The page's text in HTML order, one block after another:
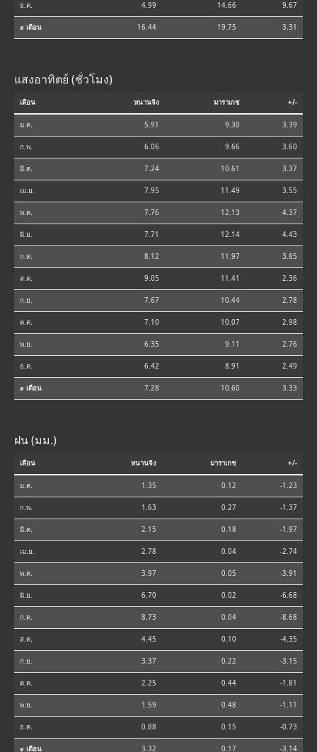
ธ.ค. 4.99 14.66 9.67
⌀ เดือน 16.44 19.75 3.31
แสงอาทิตย์ (ชั่วโมง)
เดือน หนานจิง มาราเกช +/-
ม.ค. 5.91 9.30 3.39
ก.พ. 6.06 9.66 3.60
มี.ค. 7.24 10.61 3.37
เม.ย. 7.95 11.49 3.55
พ.ค. 7.76 12.13 4.37
มิ.ย. 7.71 12.14 4.43
ก.ค. 8.12 11.97 3.85
ส.ค. 9.05 11.41 2.36
ก.ย. 7.67 10.44 2.78
ต.ค. 7.10 10.07 2.98
พ.ย. 6.35 9.11 2.76
ธ.ค. 6.42 8.91 2.49
⌀ เดือน 7.28 10.60 3.33
ฝน (มม.)
เดือน หนานจิง มาราเกช +/-
ม.ค. 1.35 0.12 -1.23
ก.พ. 1.63 0.27 -1.37
มี.ค. 2.15 0.18 -1.97
เม.ย. 2.78 0.04 -2.74
พ.ค. 3.97 0.05 -3.91
มิ.ย. 6.70 0.02 -6.68
ก.ค. 8.73 0.04 -8.68
ส.ค. 4.45 0.10 -4.35
ก.ย. 3.37 0.22 -3.15
ต.ค. 2.25 0.44 -1.81
พ.ย. 1.59 0.48 -1.11
ธ.ค. 0.88 0.15 -0.73
⌀ เดือน 3.32 0.17 -3.14